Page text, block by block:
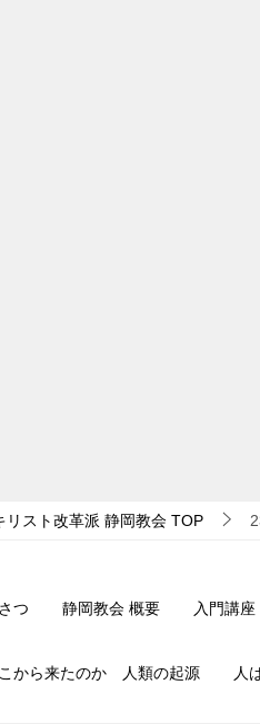
リスト改革派 静岡教会 TOP
つ 静岡教会 概要 入門講座
から来たのか 人類の起源 人